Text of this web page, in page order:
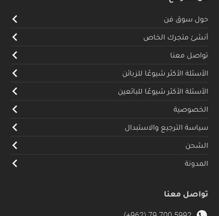
حول سوق فن
أنشئ متجرك الخاص
تواصل معنا
الأسئلة الأكثر شيوعًا للزبائن
الأسئلة الأكثر شيوعًا للبائعين
الخصوصية
سياسة الترجيع والاستبدال
الشحن
المدونة
تواصل معنا